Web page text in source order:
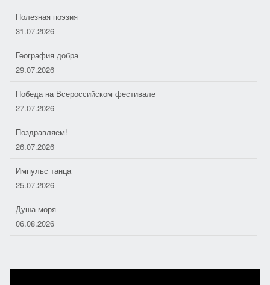
i
Полезная поэзия
31.07.2026
География добра
29.07.2026
Победа на Всероссийском фестивале
27.07.2026
Поздравляем!
26.07.2026
Импульс танца
25.07.2026
Душа моря
06.08.2026
Дорожные следопыты